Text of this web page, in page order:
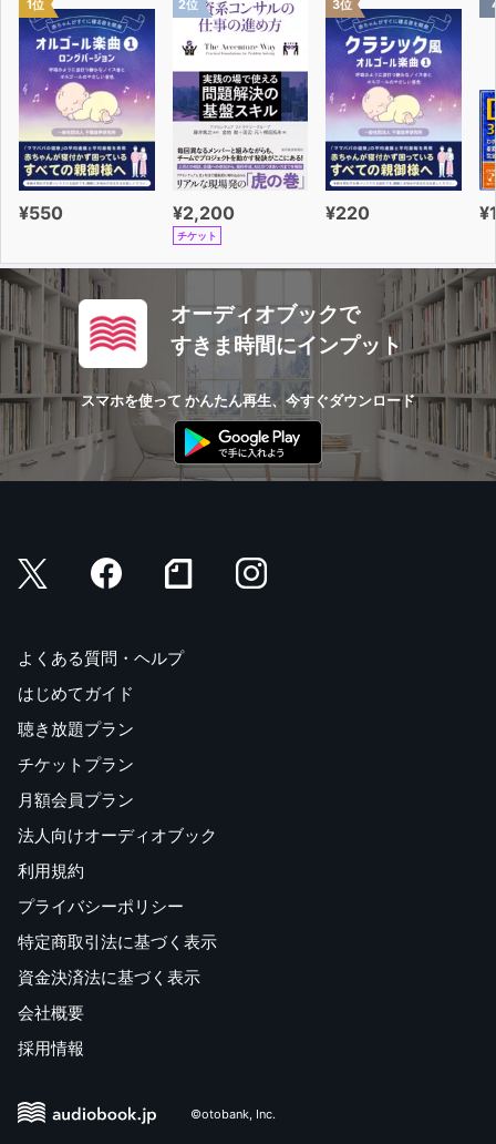
1位
¥550
2位
¥2,200
チケット
3位
¥220
オーディオブックで
すきま時間にインプット
スマホを使って かんたん再生、今すぐダウンロード
よくある質問・ヘルプ
はじめてガイド
聴き放題プラン
チケットプラン
月額会員プラン
法人向けオーディオブック
利用規約
プライバシーポリシー
特定商取引法に基づく表示
資金決済法に基づく表示
会社概要
採用情報
©otobank, Inc.